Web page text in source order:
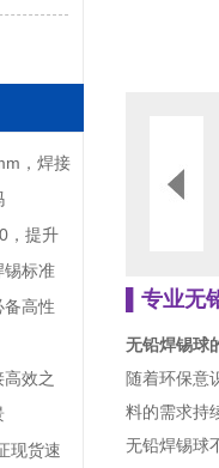
，焊接
，提升
锡标准
高性
效之
现货速
▌专业无
无铅焊锡球
随着环保意
料的需求持
无铅焊锡球